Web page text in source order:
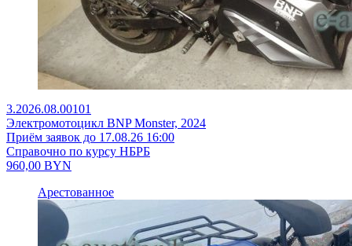
3.2026.08.00101
Электромотоцикл BNP Monster, 2024
Приём заявок до 17.08.26 16:00
Справочно по курсу НБРБ
960,00 BYN
Арестованное